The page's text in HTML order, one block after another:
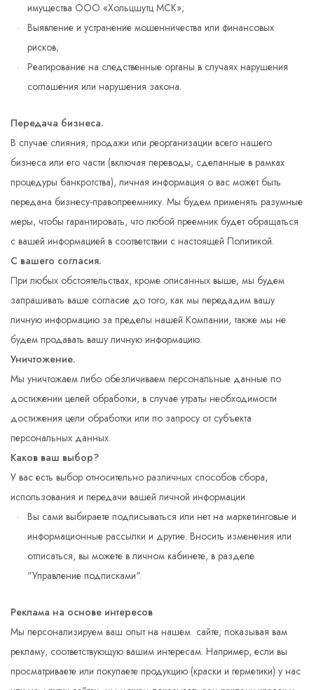
имущества ООО «Хольцшутц МСК»;
Выявление и устранение мошенничества или финансовых
рисков;
Реагирование на следственные органы в случаях нарушения
соглашения или нарушения закона.
Передача бизнеса.
В случае слияния, продажи или реорганизации всего нашего
бизнеса или его части (включая переводы, сделанные в рамках
процедуры банкротства), личная информация о вас может быть
передана бизнесу-правопреемнику. Мы будем применять разумные
меры, чтобы гарантировать, что любой преемник будет обращаться
с вашей информацией в соответствии с настоящей Политикой.
С вашего согласия.
При любых обстоятельствах, кроме описанных выше, мы будем
запрашивать ваше согласие до того, как мы передадим вашу
личную информацию за пределы нашей Компании, также мы не
будем продавать вашу личную информацию.
Уничтожение.
Мы уничтожаем либо обезличиваем персональные данные по
достижении целей обработки, в случае утраты необходимости
достижения цели обработки или по запросу от субъекта
персональных данных.
Каков ваш выбор?
У вас есть выбор относительно различных способов сбора,
использования и передачи вашей личной информации.
Вы сами выбираете подписываться или нет на маркетинговые и
информационные рассылки и другие. Вносить изменения или
отписаться, вы можете в личном кабинете, в разделе
"Управление подписками".
Реклама на основе интересов
Мы персонализируем ваш опыт на нашем сайте, показывая вам
рекламу, соответствующую вашим интересам. Например, если вы
просматриваете или покупаете продукцию (краски и герметики) у нас